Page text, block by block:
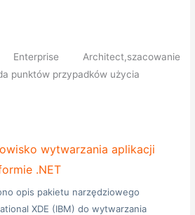
Architect,szacowanie
punktów przypadków użycia
wytwarzania aplikacji
.NET
opis pakietu narzędziowego
XDE (IBM) do wytwarzania